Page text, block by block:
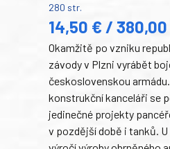
280 str.
14,50 € /
Okamžitě po vzniku
závody v Plzni vyrábět
československou
konstrukční kanceláři se
jedinečné projekty
v pozdější době i tanků.